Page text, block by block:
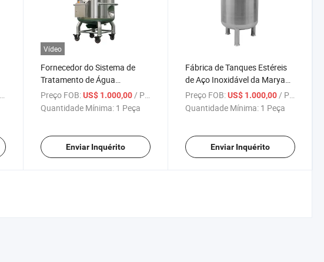
Vídeo
Fornecedor do Sistema de
Tratamento de Água
Farmacêutica Marya com
Tanque de Aço Inoxidável
Preço FOB: US$ 1.000,00 / Peça
Quantidade Mínima: 1 Peça
Enviar Inquérito
Fábrica de Tanques Estéreis
de Aço Inoxidável da Marya
China Pharmaceutical
Preço FOB: US$ 1.000,00 / Peça
Quantidade Mínima: 1 Peça
Enviar Inquérito